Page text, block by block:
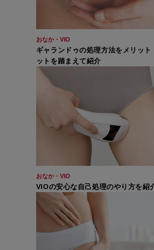
おなか・VIO
ギャランドゥの処理方法をメリット
ットを踏まえて紹介
おなか・VIO
VIOの安心な自己処理のやり方を紹